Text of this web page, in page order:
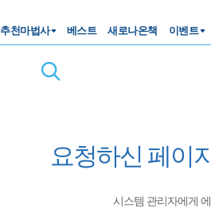
추천마법사 베스트 새로나온책 이벤트
요청하신 페이
시스템 관리자에게